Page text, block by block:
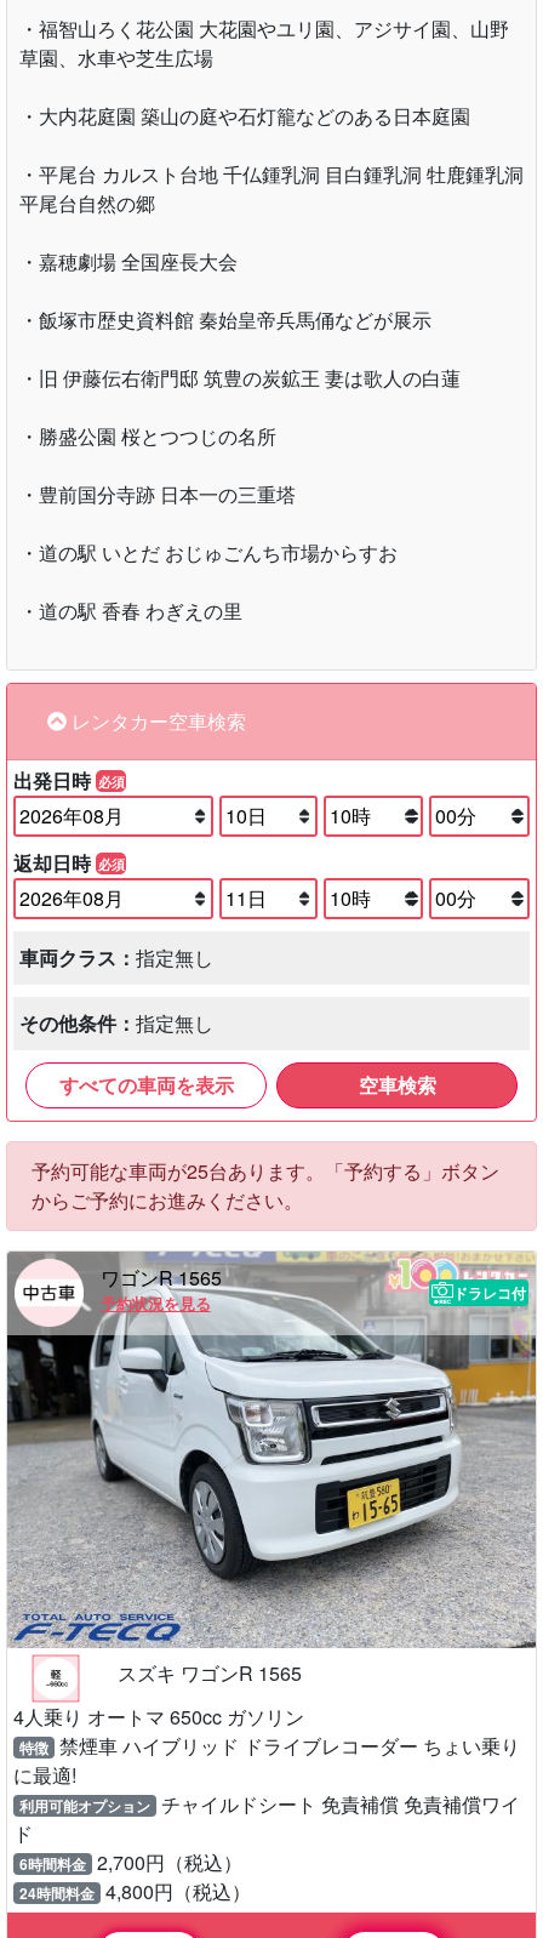
・福智山ろく花公園 大花園やユリ園、アジサイ園、山野
草園、水車や芝生広場
・大内花庭園 築山の庭や石灯籠などのある日本庭園
・平尾台 カルスト台地 千仏鍾乳洞 目白鍾乳洞 牡鹿鍾乳洞
平尾台自然の郷
・嘉穂劇場 全国座長大会
・飯塚市歴史資料館 秦始皇帝兵馬俑などが展示
・旧 伊藤伝右衛門邸 筑豊の炭鉱王 妻は歌人の白蓮
・勝盛公園 桜とつつじの名所
・豊前国分寺跡 日本一の三重塔
・道の駅 いとだ おじゅごんち市場からすお
・道の駅 香春 わぎえの里
レンタカー空車検索
出発日時 必須
返却日時 必須
車両クラス： 指定無し
その他条件： 指定無し
すべての車両を表示 空車検索
予約可能な車両が25台あります。「予約する」ボタン
からご予約にお進みください。
ワゴンR 1565
予約状況を見る
ドラレコ付
スズキ ワゴンR 1565
4人乗り オートマ 650cc ガソリン
特徴 禁煙車 ハイブリッド ドライブレコーダー ちょい乗り
に最適!
利用可能オプション チャイルドシート 免責補償 免責補償ワイ
ド
6時間料金 2,700円（税込）
24時間料金 4,800円（税込）